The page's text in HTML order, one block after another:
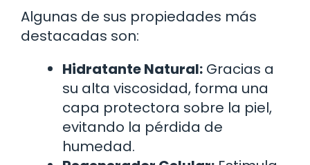
Algunas de sus propiedades más
destacadas son:
Hidratante Natural: Gracias a
su alta viscosidad, forma una
capa protectora sobre la piel,
evitando la pérdida de
humedad.